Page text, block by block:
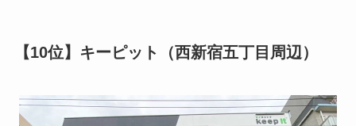
【10位】キーピット（西新宿五丁目周辺）